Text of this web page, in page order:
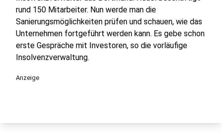
rund 150 Mitarbeiter. Nun werde man die
Sanierungsmöglichkeiten prüfen und schauen, wie das
Unternehmen fortgeführt werden kann. Es gebe schon
erste Gespräche mit Investoren, so die vorläufige
Insolvenzverwaltung.
Anzeige